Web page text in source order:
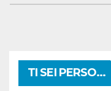
TI SEI PERSO...